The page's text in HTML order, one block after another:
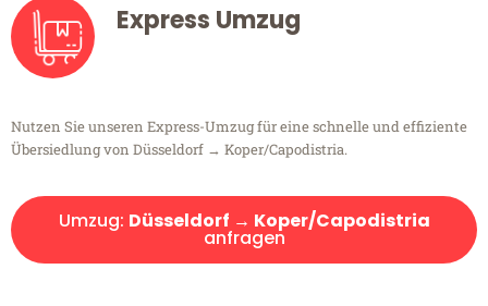
Express Umzug
Nutzen Sie unseren Express-Umzug für eine schnelle und effiziente
Übersiedlung von Düsseldorf → Koper/Capodistria.
Umzug: Düsseldorf → Koper/Capodistria
anfragen